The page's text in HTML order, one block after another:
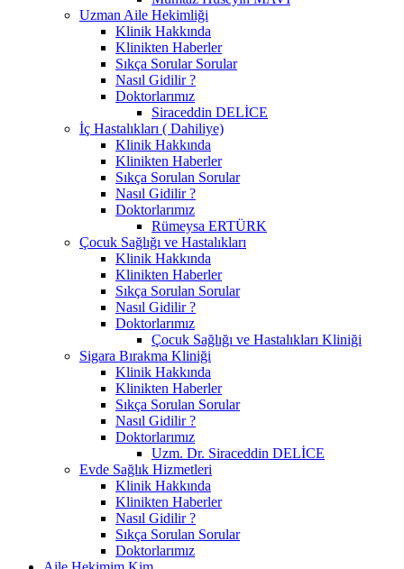
Uzman Aile Hekimliği
Klinik Hakkında
Klinikten Haberler
Sıkça Sorular Sorular
Nasıl Gidilir ?
Doktorlarımız
Siraceddin DELİCE
İç Hastalıkları ( Dahiliye)
Klinik Hakkında
Klinikten Haberler
Sıkça Sorulan Sorular
Nasıl Gidilir ?
Doktorlarımız
Rümeysa ERTÜRK
Çocuk Sağlığı ve Hastalıkları
Klinik Hakkında
Klinikten Haberler
Sıkça Sorulan Sorular
Nasıl Gidilir ?
Doktorlarımız
Çocuk Sağlığı ve Hastalıkları Kliniği
Sigara Bırakma Kliniği
Klinik Hakkında
Klinikten Haberler
Sıkça Sorulan Sorular
Nasıl Gidilir ?
Doktorlarımız
Uzm. Dr. Siraceddin DELİCE
Evde Sağlık Hizmetleri
Klinik Hakkında
Klinikten Haberler
Nasıl Gidilir ?
Sıkça Sorulan Sorular
Doktorlarımız